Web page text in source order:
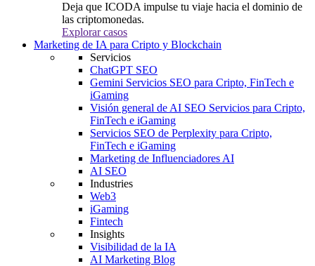
Deja que ICODA impulse tu viaje hacia el dominio de
las criptomonedas.
Explorar casos
Marketing de IA para Cripto y Blockchain
Servicios
ChatGPT SEO
Gemini Servicios SEO para Cripto, FinTech e
iGaming
Visión general de AI SEO Servicios para Cripto,
FinTech e iGaming
Servicios SEO de Perplexity para Cripto,
FinTech e iGaming
Marketing de Influenciadores AI
AI SEO
Industries
Web3
iGaming
Fintech
Insights
Visibilidad de la IA
AI Marketing Blog